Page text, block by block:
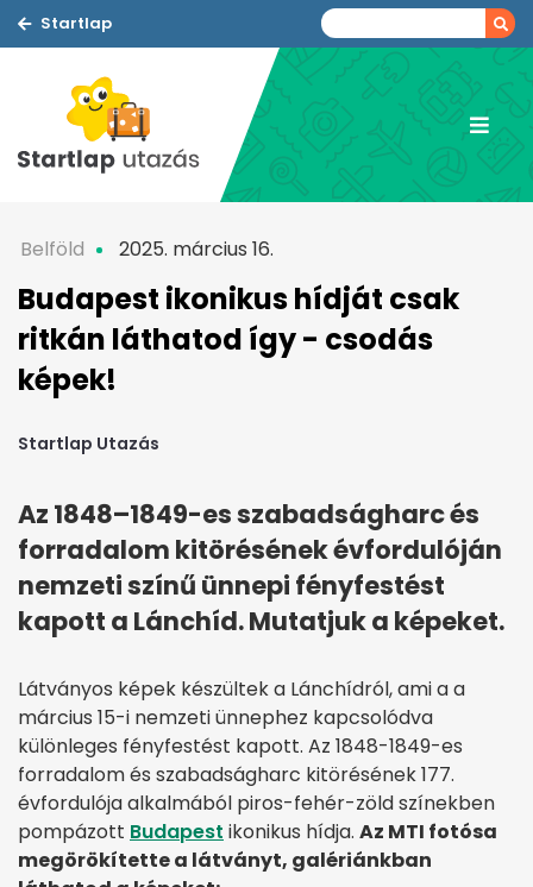
Startlap
Belföld 2025. március 16.
Budapest ikonikus hídját csak
ritkán láthatod így - csodás
képek!
Startlap Utazás
Az 1848–1849-es szabadságharc és
forradalom kitörésének évfordulóján
nemzeti színű ünnepi fényfestést
kapott a Lánchíd. Mutatjuk a képeket.
Látványos képek készültek a Lánchídról, ami a a
március 15-i nemzeti ünnephez kapcsolódva
különleges fényfestést kapott. Az 1848-1849-es
forradalom és szabadságharc kitörésének 177.
évfordulója alkalmából piros-fehér-zöld színekben
pompázott Budapest ikonikus hídja. Az MTI fotósa
megörökítette a látványt, galériánkban